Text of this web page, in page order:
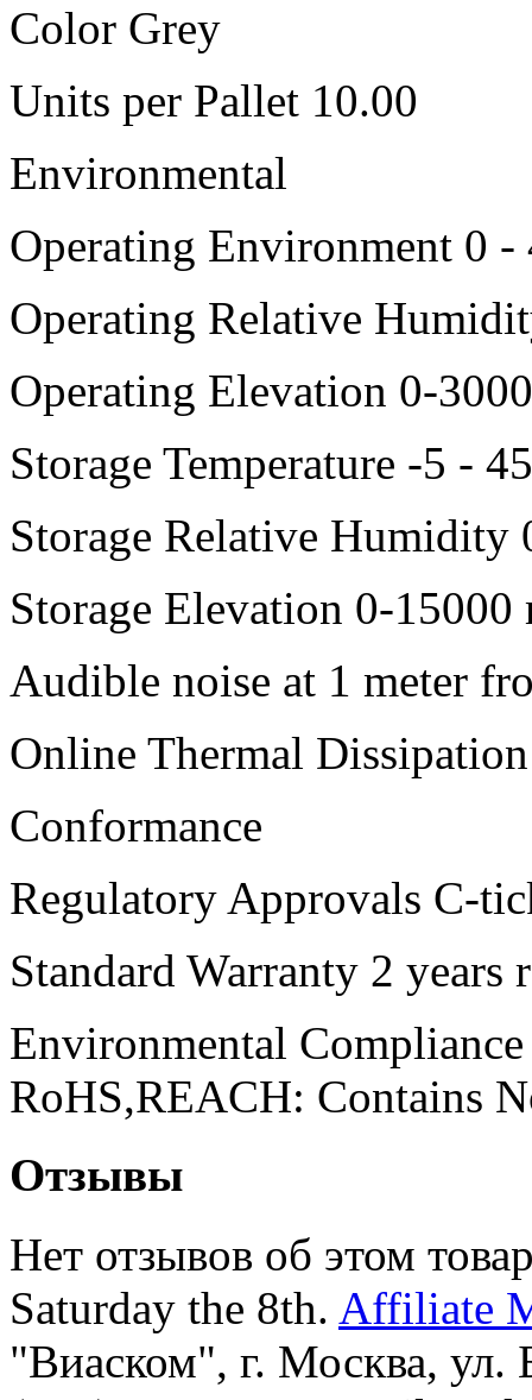
Color Grey
Units per Pallet 10.00
Environmental
Operating Environment 0 -
Operating Relative
Operating Elevation 0-
Storage Temperature -5 -
Storage Relative Humidity
Storage Elevation 0-15000
Audible noise at 1 meter
Online Thermal
Conformance
Regulatory Approvals C-
Standard Warranty 2 years
Environmental
RoHS,REACH: Contains
Отзывы
Нет отзывов об этом
Saturday the 8th. Affiliate
"Виаском", г. Москва, ул.